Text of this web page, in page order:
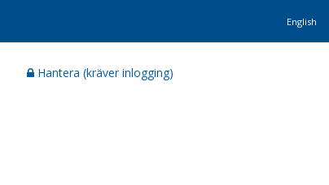
English
Hantera (kräver inlogging)